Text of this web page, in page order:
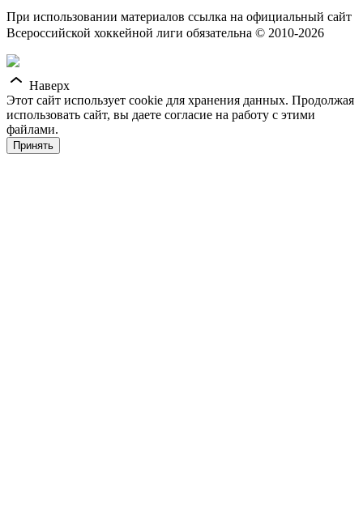
При использовании материалов ссылка на официальный сайт
Всероссийской хоккейной лиги обязательна © 2010-2026
Наверх
Этот сайт использует cookie для хранения данных. Продолжая
использовать сайт, вы даете согласие на работу с этими
файлами.
Принять